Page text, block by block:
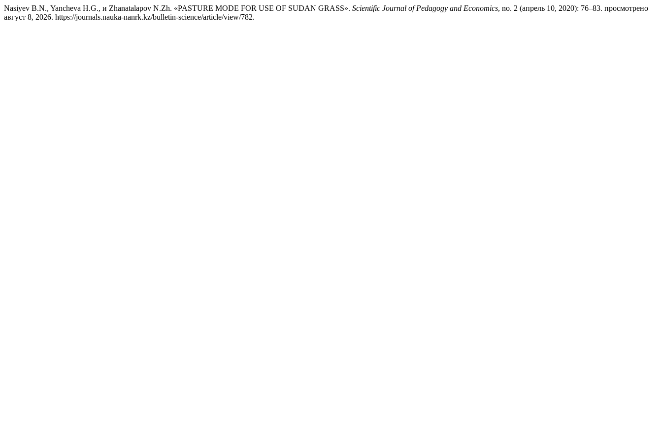
Nasiyev B.N., Yancheva H.G., и Zhanatalapov N.Zh. «PASTURE MODE FOR USE OF SUDAN GRASS». Scientific Journal of Pedagogy and Economics, no. 2 (апрель 10, 2020): 76–83. просмотрено
август 8, 2026. https://journals.nauka-nanrk.kz/bulletin-science/article/view/782.